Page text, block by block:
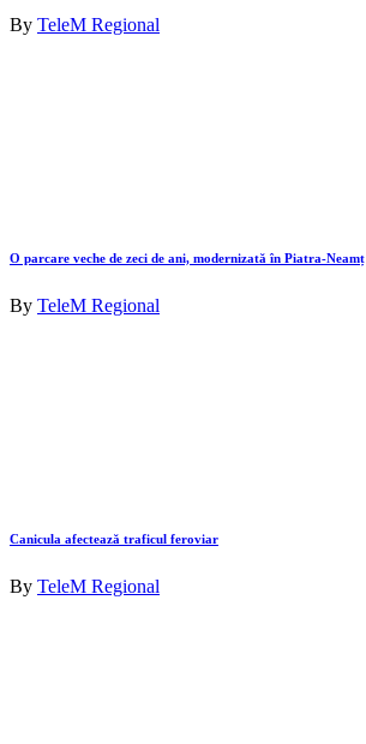
By TeleM Regional
O parcare veche de zeci de ani, modernizată în Piatra-Neamț
By TeleM Regional
Canicula afectează traficul feroviar
By TeleM Regional